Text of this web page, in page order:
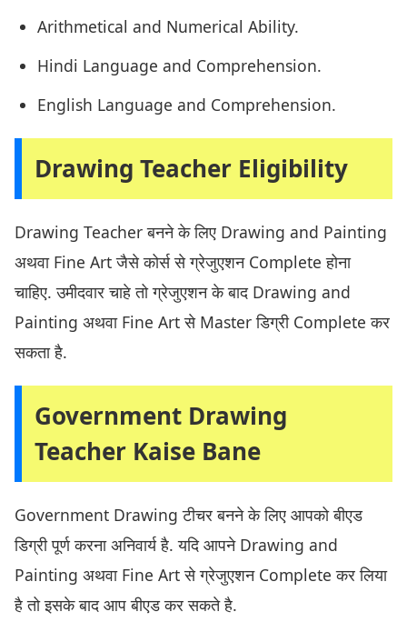
Arithmetical and Numerical Ability.
Hindi Language and Comprehension.
English Language and Comprehension.
Drawing Teacher Eligibility
Drawing Teacher बनने के लिए Drawing and Painting
अथवा Fine Art जैसे कोर्स से ग्रेजुएशन Complete होना
चाहिए. उमीदवार चाहे तो ग्रेजुएशन के बाद Drawing and
Painting अथवा Fine Art से Master डिग्री Complete कर
सकता है.
Government Drawing
Teacher Kaise Bane
Government Drawing टीचर बनने के लिए आपको बीएड
डिग्री पूर्ण करना अनिवार्य है. यदि आपने Drawing and
Painting अथवा Fine Art से ग्रेजुएशन Complete कर लिया
है तो इसके बाद आप बीएड कर सकते है.